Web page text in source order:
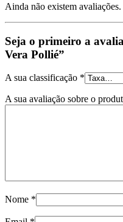
Ainda não existem avaliações.
Seja o primeiro a
Vera Pollié”
A sua classificação *
A sua avaliação sobre o
Nome *